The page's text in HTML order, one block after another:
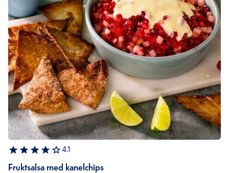
4.1
Fruktsalsa med kanelchips